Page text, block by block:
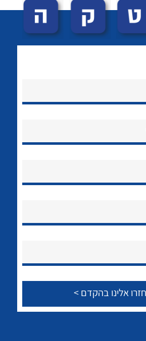
הצוות שלנו
שירותי תמיכה
לכל מוצרי היצרן